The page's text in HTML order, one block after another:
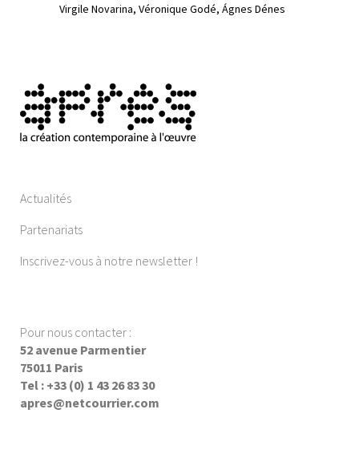
Virgile Novarina Véronique Godé Ágnes Dénes
Actualités
Partenariats
Inscrivez-vous à notre newsletter !
Pour nous contacter :
52 avenue Parmentier
75011 Paris
Tel : +33 (0) 1 43 26 83 30
apres@netcourrier.com